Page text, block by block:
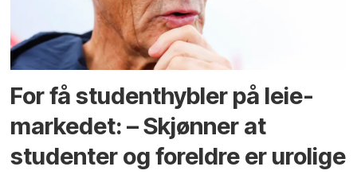
For få student­hybler på leie­
markedet: – Skjønner at
studenter og foreldre er urolige